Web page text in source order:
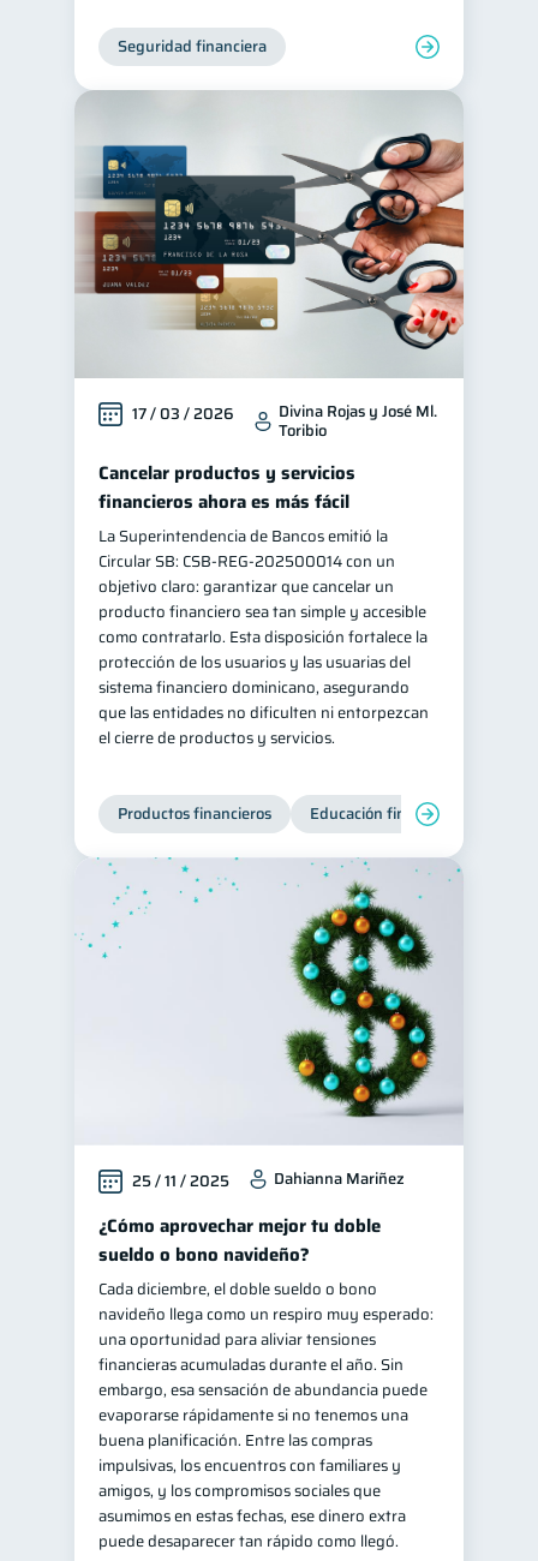
Seguridad financiera
17 / 03 / 2026 Divina Rojas y José Ml.
Toribio
Cancelar productos y servicios
financieros ahora es más fácil
La Superintendencia de Bancos emitió la
Circular SB: CSB‑REG‑202500014 con un
objetivo claro: garantizar que cancelar un
producto financiero sea tan simple y accesible
como contratarlo. Esta disposición fortalece la
protección de los usuarios y las usuarias del
sistema financiero dominicano, asegurando
que las entidades no dificulten ni entorpezcan
el cierre de productos y servicios.
Productos financieros Educación financiera
25 / 11 / 2025 Dahianna Mariñez
¿Cómo aprovechar mejor tu doble
sueldo o bono navideño?
Cada diciembre, el doble sueldo o bono
navideño llega como un respiro muy esperado:
una oportunidad para aliviar tensiones
financieras acumuladas durante el año. Sin
embargo, esa sensación de abundancia puede
evaporarse rápidamente si no tenemos una
buena planificación. Entre las compras
impulsivas, los encuentros con familiares y
amigos, y los compromisos sociales que
asumimos en estas fechas, ese dinero extra
puede desaparecer tan rápido como llegó.